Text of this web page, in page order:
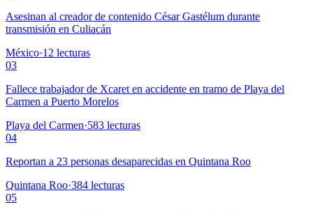
Asesinan al creador de contenido César Gastélum durante
transmisión en Culiacán
México·12 lecturas
03
Fallece trabajador de Xcaret en accidente en tramo de Playa del
Carmen a Puerto Morelos
Playa del Carmen·583 lecturas
04
Reportan a 23 personas desaparecidas en Quintana Roo
Quintana Roo·384 lecturas
05